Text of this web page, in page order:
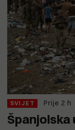
SVIJET Prije 2 h
Španjolska